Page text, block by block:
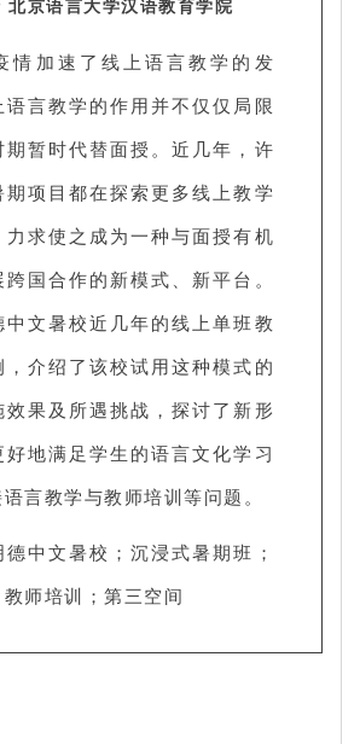
北京语言大学汉语教育学院
情加速了线上语言教学的发
语言教学的作用并不仅仅局限
期暂时代替面授。近几年，许
期项目都在探索更多线上教学
力求使之成为一种与面授有机
国合作的新模式、新平台。
中文暑校近几年的线上单班教
，介绍了该校试用这种模式的
效果及所遇挑战，探讨了新形
好地满足学生的语言文化学习
言教学与教师培训等问题。
德中文暑校；沉浸式暑期班；
师培训；第三空间